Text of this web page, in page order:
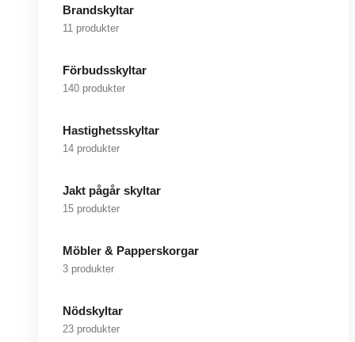
Brandskyltar
11 produkter
Förbudsskyltar
140 produkter
Hastighetsskyltar
14 produkter
Jakt pågår skyltar
15 produkter
Möbler & Papperskorgar
3 produkter
Nödskyltar
23 produkter